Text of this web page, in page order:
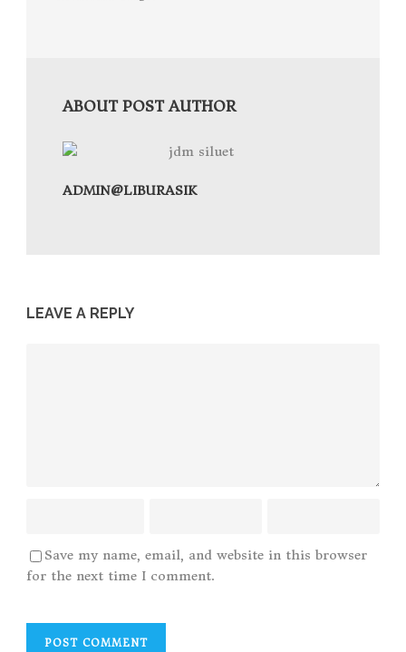
ABOUT POST AUTHOR
ADMIN@LIBURASIK
LEAVE A REPLY
Save my name, email, and website in this browser
for the next time I comment.